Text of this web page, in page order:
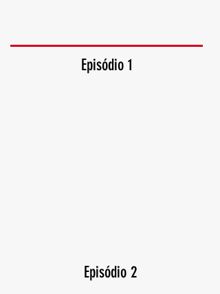
Episódio 1
Episódio 2